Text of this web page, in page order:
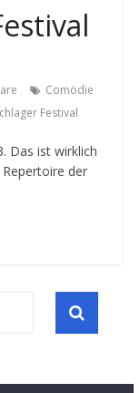
Comödie
Festival
Das ist wirklich
der